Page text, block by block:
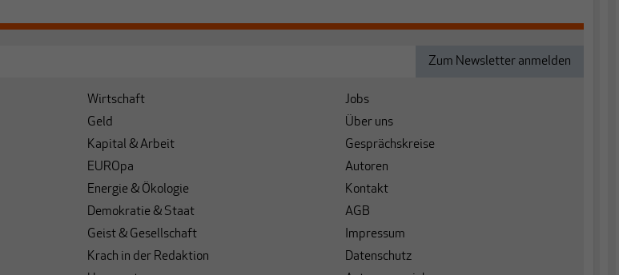
Wirtschaft
Geld
Kapital & Arbeit
EUROpa
Energie & Ökologie
Demokratie & Staat
Geist & Gesellschaft
Krach in der Redaktion
Jobs
Über uns
Gesprächskreise
Autoren
Kontakt
AGB
Impressum
Datenschutz